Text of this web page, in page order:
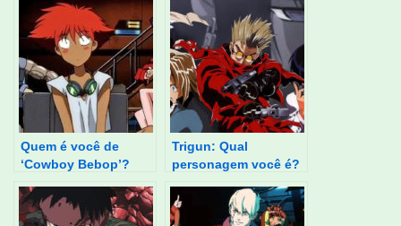
Quem é você de
‘Cowboy Bebop’?
Trigun: Qual
personagem você é?